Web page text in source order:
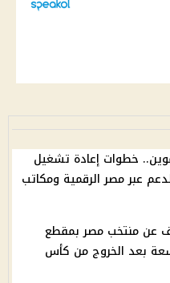
خطوات إعادة تشغيل
عبر مصر الرقمية ومكاتب
عن منتخب مصر بمقطع
بعد الخروج من كأس